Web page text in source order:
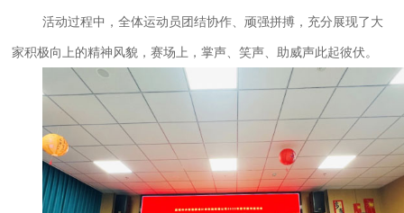
活动过程中，全体运动员团结协作、顽强拼搏，充分展现了大
家积极向上的精神风貌，赛场上，掌声、笑声、助威声此起彼伏。